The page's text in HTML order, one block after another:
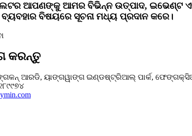
ଆପଣଙ୍କୁ ଆମର ବିଭିନ୍ନ ଉତ୍ପାଦ, ଇଭେଣ୍ଟ
ବ୍ୟବହାର ବିଷୟରେ ସୂଚନା ମଧ୍ୟ ପ୍ରଦାନ କରେ।
କରନ୍ତୁ
ଆରଡି, ୟାଙ୍ଗୱାଙ୍ଗ ଇଣ୍ଡଷ୍ଟ୍ରିଆଲ୍ ପାର୍କ, ଫେଙ୍ଗକ୍ସିଆନ୍